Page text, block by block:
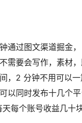
通过图文渠道掘金
需要会写作，素材，
，2 分钟不用可以
以同时发布十几个
每个账号收益几十